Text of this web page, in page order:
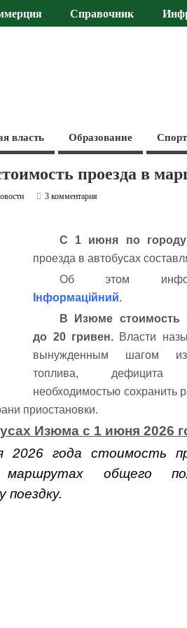
Справочник
власть Образование Спорт
проезда в
3 комментария
С 1 июня по
проезда в автобусах
Об этом
Інформаційний.
В Изюме стоимость
до 20 гривен. Власти
вынужденным шагом
топлива,
необходимостью сохранить
приостановки.
Изюма с 1 июня 2026
года стоимость
общего
поездку.